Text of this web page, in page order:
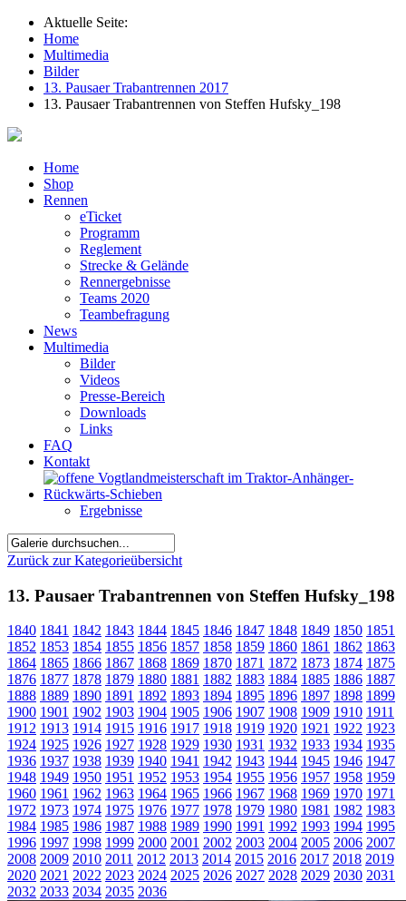
Aktuelle Seite:
Home
Multimedia
Bilder
13. Pausaer Trabantrennen 2017
13. Pausaer Trabantrennen von Steffen Hufsky_198
Home
Shop
Rennen
eTicket
Programm
Reglement
Strecke & Gelände
Rennergebnisse
Teams 2020
Teambefragung
News
Multimedia
Bilder
Videos
Presse-Bereich
Downloads
Links
FAQ
Kontakt
Ergebnisse
Zurück zur Kategorieübersicht
13. Pausaer Trabantrennen von Steffen Hufsky_198
1840 1841 1842 1843 1844 1845 1846 1847 1848 1849 1850 1851
1852 1853 1854 1855 1856 1857 1858 1859 1860 1861 1862 1863
1864 1865 1866 1867 1868 1869 1870 1871 1872 1873 1874 1875
1876 1877 1878 1879 1880 1881 1882 1883 1884 1885 1886 1887
1888 1889 1890 1891 1892 1893 1894 1895 1896 1897 1898 1899
1900 1901 1902 1903 1904 1905 1906 1907 1908 1909 1910 1911
1912 1913 1914 1915 1916 1917 1918 1919 1920 1921 1922 1923
1924 1925 1926 1927 1928 1929 1930 1931 1932 1933 1934 1935
1936 1937 1938 1939 1940 1941 1942 1943 1944 1945 1946 1947
1948 1949 1950 1951 1952 1953 1954 1955 1956 1957 1958 1959
1960 1961 1962 1963 1964 1965 1966 1967 1968 1969 1970 1971
1972 1973 1974 1975 1976 1977 1978 1979 1980 1981 1982 1983
1984 1985 1986 1987 1988 1989 1990 1991 1992 1993 1994 1995
1996 1997 1998 1999 2000 2001 2002 2003 2004 2005 2006 2007
2008 2009 2010 2011 2012 2013 2014 2015 2016 2017 2018 2019
2020 2021 2022 2023 2024 2025 2026 2027 2028 2029 2030 2031
2032 2033 2034 2035 2036